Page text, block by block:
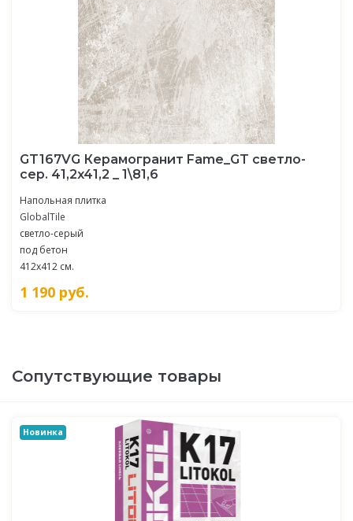
GT167VG Керамогранит Fame_GT светло-
сер. 41,2x41,2 _ 1\81,6
Напольная плитка
GlobalTile
светло-серый
под бетон
412x412 см.
1 190 руб.
Сопутствующие товары
Новинка